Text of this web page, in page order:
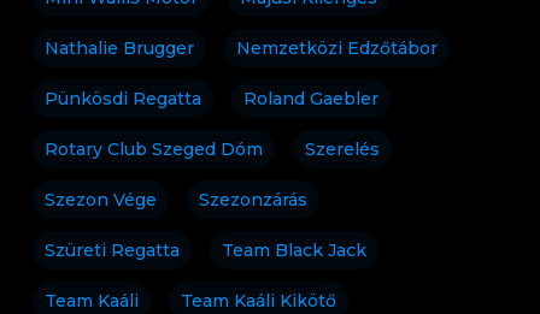
Nathalie Brugger Nemzetközi Edzőtábor
Pünkösdi Regatta Roland Gaebler
Rotary Club Szeged Dóm Szerelés
Szezon Vége Szezonzárás
Szüreti Regatta Team Black Jack
Team Kaáli Team Kaáli Kikötő